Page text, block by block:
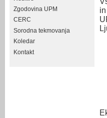
Zgodovina UPM
CERC
Sorodna tekmovanja
Koledar
Kontakt